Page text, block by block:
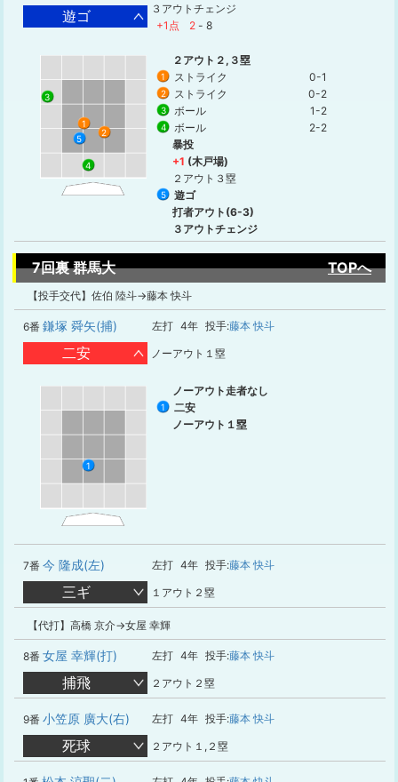
遊ゴ
３アウトチェンジ
+1点
2 - 8
1
2
3
4
5
２アウト２,３塁
1 ストライク 0-1
2 ストライク 0-2
3 ボール 1-2
4 ボール
2-2
暴投
+1 (木戸場)
２アウト３塁
5
遊ゴ
打者アウト(6-3)
３アウトチェンジ
7回裏 群馬大 TOPへ
【投手交代】佐伯 陸斗→藤本 快斗
6番 鎌塚 舜矢(捕) 左打 4年 投手:藤本 快斗
二安 ノーアウト１塁
1
ノーアウト走者なし
1
二安
ノーアウト１塁
7番 今 隆成(左) 左打 4年 投手:藤本 快斗
三ギ １アウト２塁
【代打】高橋 京介→女屋 幸輝
8番 女屋 幸輝(打) 左打 4年 投手:藤本 快斗
捕飛 ２アウト２塁
9番 小笠原 廣大(右) 左打 4年 投手:藤本 快斗
死球 ２アウト１,２塁